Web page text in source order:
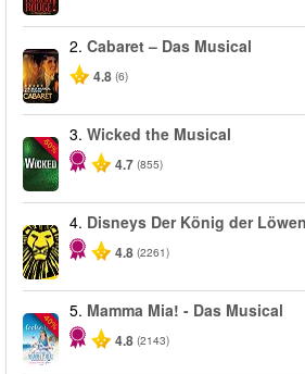
2. Cabaret – Das Musical
4.8 (6)
-50%
3. Wicked the Musical
4.7 (855)
4. Disneys Der König der Löwen
4.8 (2261)
-40%
5. Mamma Mia! - Das Musical
4.8 (2143)